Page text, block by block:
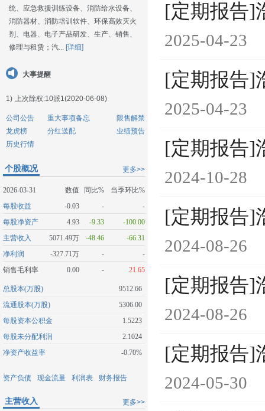
统、应急救援训练设备、消防给水设备、
消防器材、消防培训软件、环保高效灭火
剂、电器、电子产品研发、生产、销售、
修理与租赁；汽... [详细]
大事提醒
1) 上次除权:10派1(2020-06-08)
公司公告 重大事项备忘
限售解禁
龙虎榜
分红送配
业绩预告
历史行情
更多>>
个股概况
2026-03-31 数值 同比%
当季环比%
每股收益
-0.03 -
-
每股净资产
4.93 -9.33
-100.00
主营收入
5071.49万 -48.46
-66.31
净利润
-327.71万 -
-
销售毛利率
0.00 - 21.65
总股本(万股)
9512.66
流通股本(万股)
5306.00
每股资本公积金
1.5223
每股未分配利润
2.1024
净资产收益率
-0.70%
资产负债 现金流量 利润表 财务报告
更多>>
主营收入
[定期报告]
2025-04-23
[定期报告]
2025-04-23
[定期报告]
2024-10-28
[定期报告]
2024-08-26
[定期报告]
2024-08-26
[定期报告]
2024-05-30